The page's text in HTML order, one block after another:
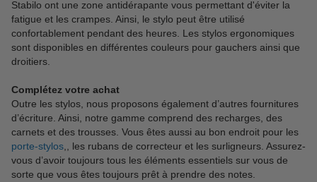
Stabilo ont une zone antidérapante vous permettant d'éviter la
fatigue et les crampes. Ainsi, le stylo peut être utilisé
confortablement pendant des heures. Les stylos ergonomiques
sont disponibles en différentes couleurs pour gauchers ainsi que
droitiers.
Complétez votre achat
Outre les stylos, nous proposons également d’autres fournitures
d’écriture. Ainsi, notre gamme comprend des recharges, des
carnets et des trousses. Vous êtes aussi au bon endroit pour les
porte-stylos,, les rubans de correcteur et les surligneurs. Assurez-
vous d’avoir toujours tous les éléments essentiels sur vous de
sorte que vous êtes toujours prêt à prendre des notes.